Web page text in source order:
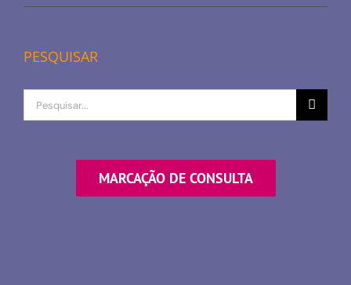
PESQUISAR
Procurar
por
MARCAÇÃO DE CONSULTA